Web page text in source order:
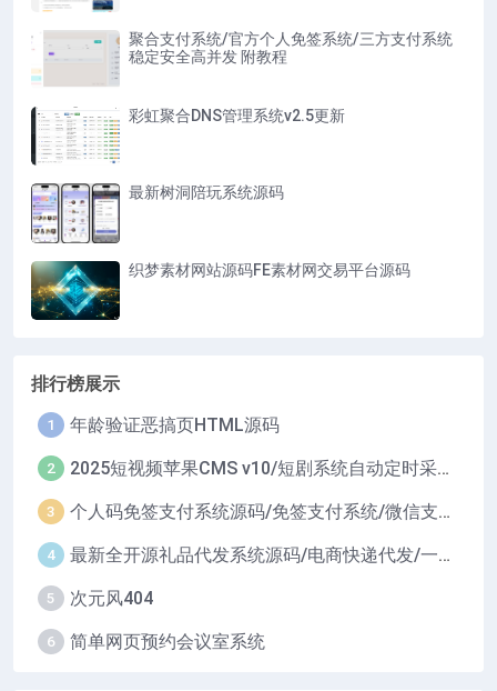
聚合支付系统/官方个人免签系统/三方支付系统
稳定安全高并发 附教程
彩虹聚合DNS管理系统v2.5更新
最新树洞陪玩系统源码
织梦素材网站源码FE素材网交易平台源码
排行榜展示
1 年龄验证恶搞页HTML源码
2 2025短视频苹果CMS v10/短剧系统自动定时采集H5移动端在线影视视频短剧源码小剧场短剧影视源码
3 个人码免签支付系统源码/免签支付系统/微信支付平台
4 最新全开源礼品代发系统源码/电商快递代发/一件代发系统
5 次元风404
6 简单网页预约会议室系统